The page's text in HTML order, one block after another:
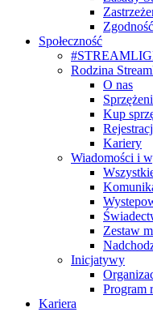
Zgodność
Społeczność
Rodzina
O nas
Kup
Kariery
Wiadomości i
Zestaw
Inicjatywy
Program
Kariera